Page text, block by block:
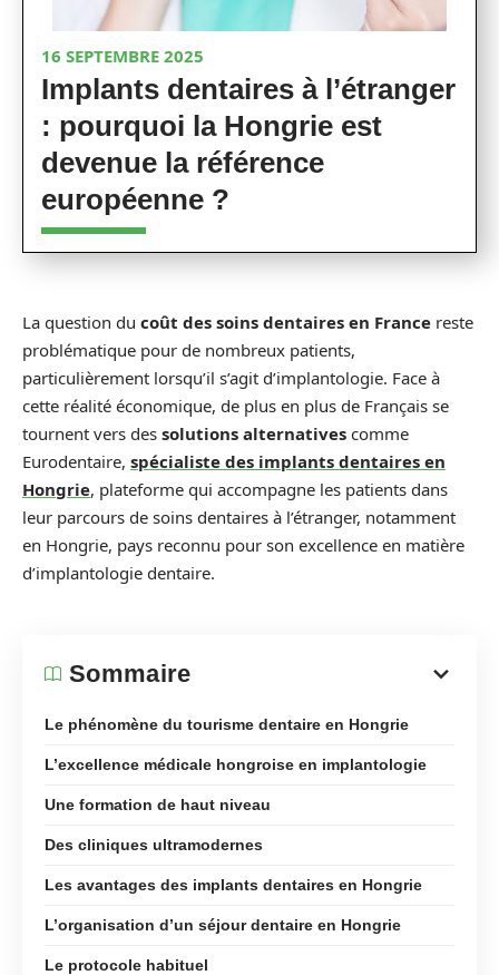
16 SEPTEMBRE 2025
Implants dentaires à l’étranger
: pourquoi la Hongrie est
devenue la référence
européenne ?
La question du coût des soins dentaires en France reste
problématique pour de nombreux patients,
particulièrement lorsqu’il s’agit d’implantologie. Face à
cette réalité économique, de plus en plus de Français se
tournent vers des solutions alternatives comme
Eurodentaire, spécialiste des implants dentaires en
Hongrie, plateforme qui accompagne les patients dans
leur parcours de soins dentaires à l’étranger, notamment
en Hongrie, pays reconnu pour son excellence en matière
d’implantologie dentaire.
Sommaire
Le phénomène du tourisme dentaire en Hongrie
L’excellence médicale hongroise en implantologie
Une formation de haut niveau
Des cliniques ultramodernes
Les avantages des implants dentaires en Hongrie
L’organisation d’un séjour dentaire en Hongrie
Le protocole habituel